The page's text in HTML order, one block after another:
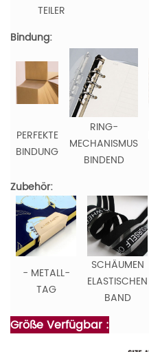
TEILER
Bindung:
PERFEKTE
BINDUNG
RING-
MECHANISMUS
BINDEND
Zubehör:
- METALL-
TAG
SCHÄUMEN
ELASTISCHEN
BAND
Größe Verfügbar :